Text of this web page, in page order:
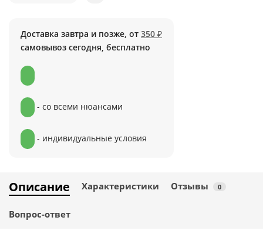
Доставка завтра и позже, от 350 ₽
самовывоз сегодня, бесплатно
- со всеми нюансами
- индивидуальные условия
Описание Характеристики Отзывы 0
Вопрос-ответ